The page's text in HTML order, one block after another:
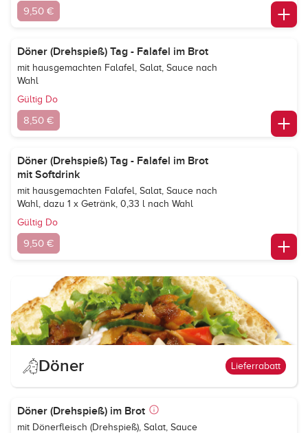
9,50 €
Döner (Drehspieß) Tag - Falafel im Brot
mit hausgemachten Falafel, Salat, Sauce nach
Wahl
Gültig Do
8,50 €
Döner (Drehspieß) Tag - Falafel im Brot
mit Softdrink
mit hausgemachten Falafel, Salat, Sauce nach
Wahl, dazu 1 x Getränk, 0,33 l nach Wahl
Gültig Do
9,50 €
Döner Lieferrabatt
Döner (Drehspieß) im Brot
mit Dönerfleisch (Drehspieß), Salat, Sauce